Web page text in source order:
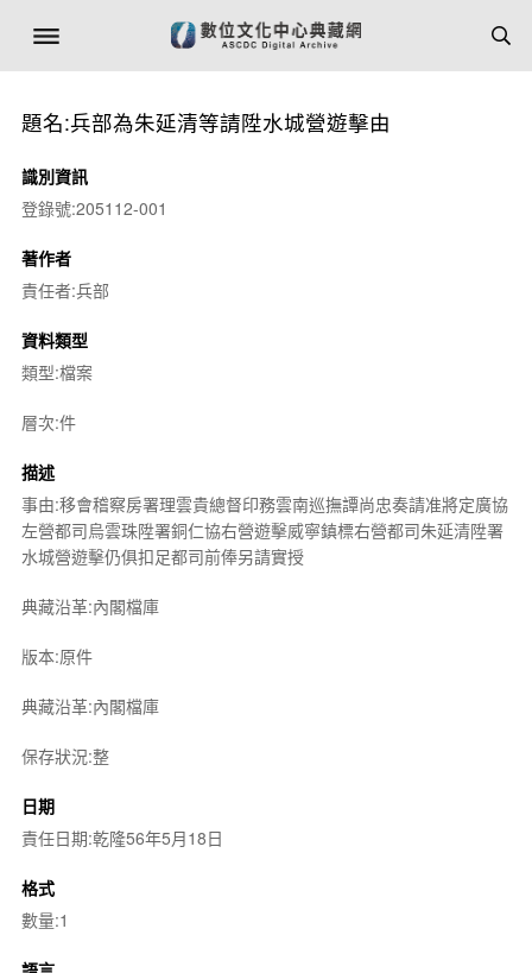
題名:兵部為朱延清等請陞水城營遊擊由
識別資訊
登錄號:205112-001
著作者
責任者:兵部
資料類型
類型:檔案
層次:件
描述
事由:移會稽察房署理雲貴總督印務雲南巡撫譚尚忠奏請准將定廣協
左營都司烏雲珠陞署銅仁協右營遊擊威寧鎮標右營都司朱延清陞署
水城營遊擊仍俱扣足都司前俸另請實授
典藏沿革:內閣檔庫
版本:原件
典藏沿革:內閣檔庫
保存狀況:整
日期
責任日期:乾隆56年5月18日
格式
數量:1